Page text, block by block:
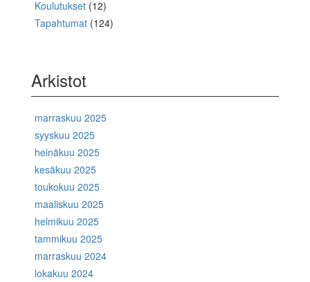
Koulutukset (12)
Tapahtumat (124)
Arkistot
marraskuu 2025
syyskuu 2025
heinäkuu 2025
kesäkuu 2025
toukokuu 2025
maaliskuu 2025
helmikuu 2025
tammikuu 2025
marraskuu 2024
lokakuu 2024